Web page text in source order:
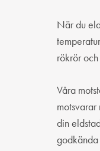
När du
rökrör
Våra
din
godkända